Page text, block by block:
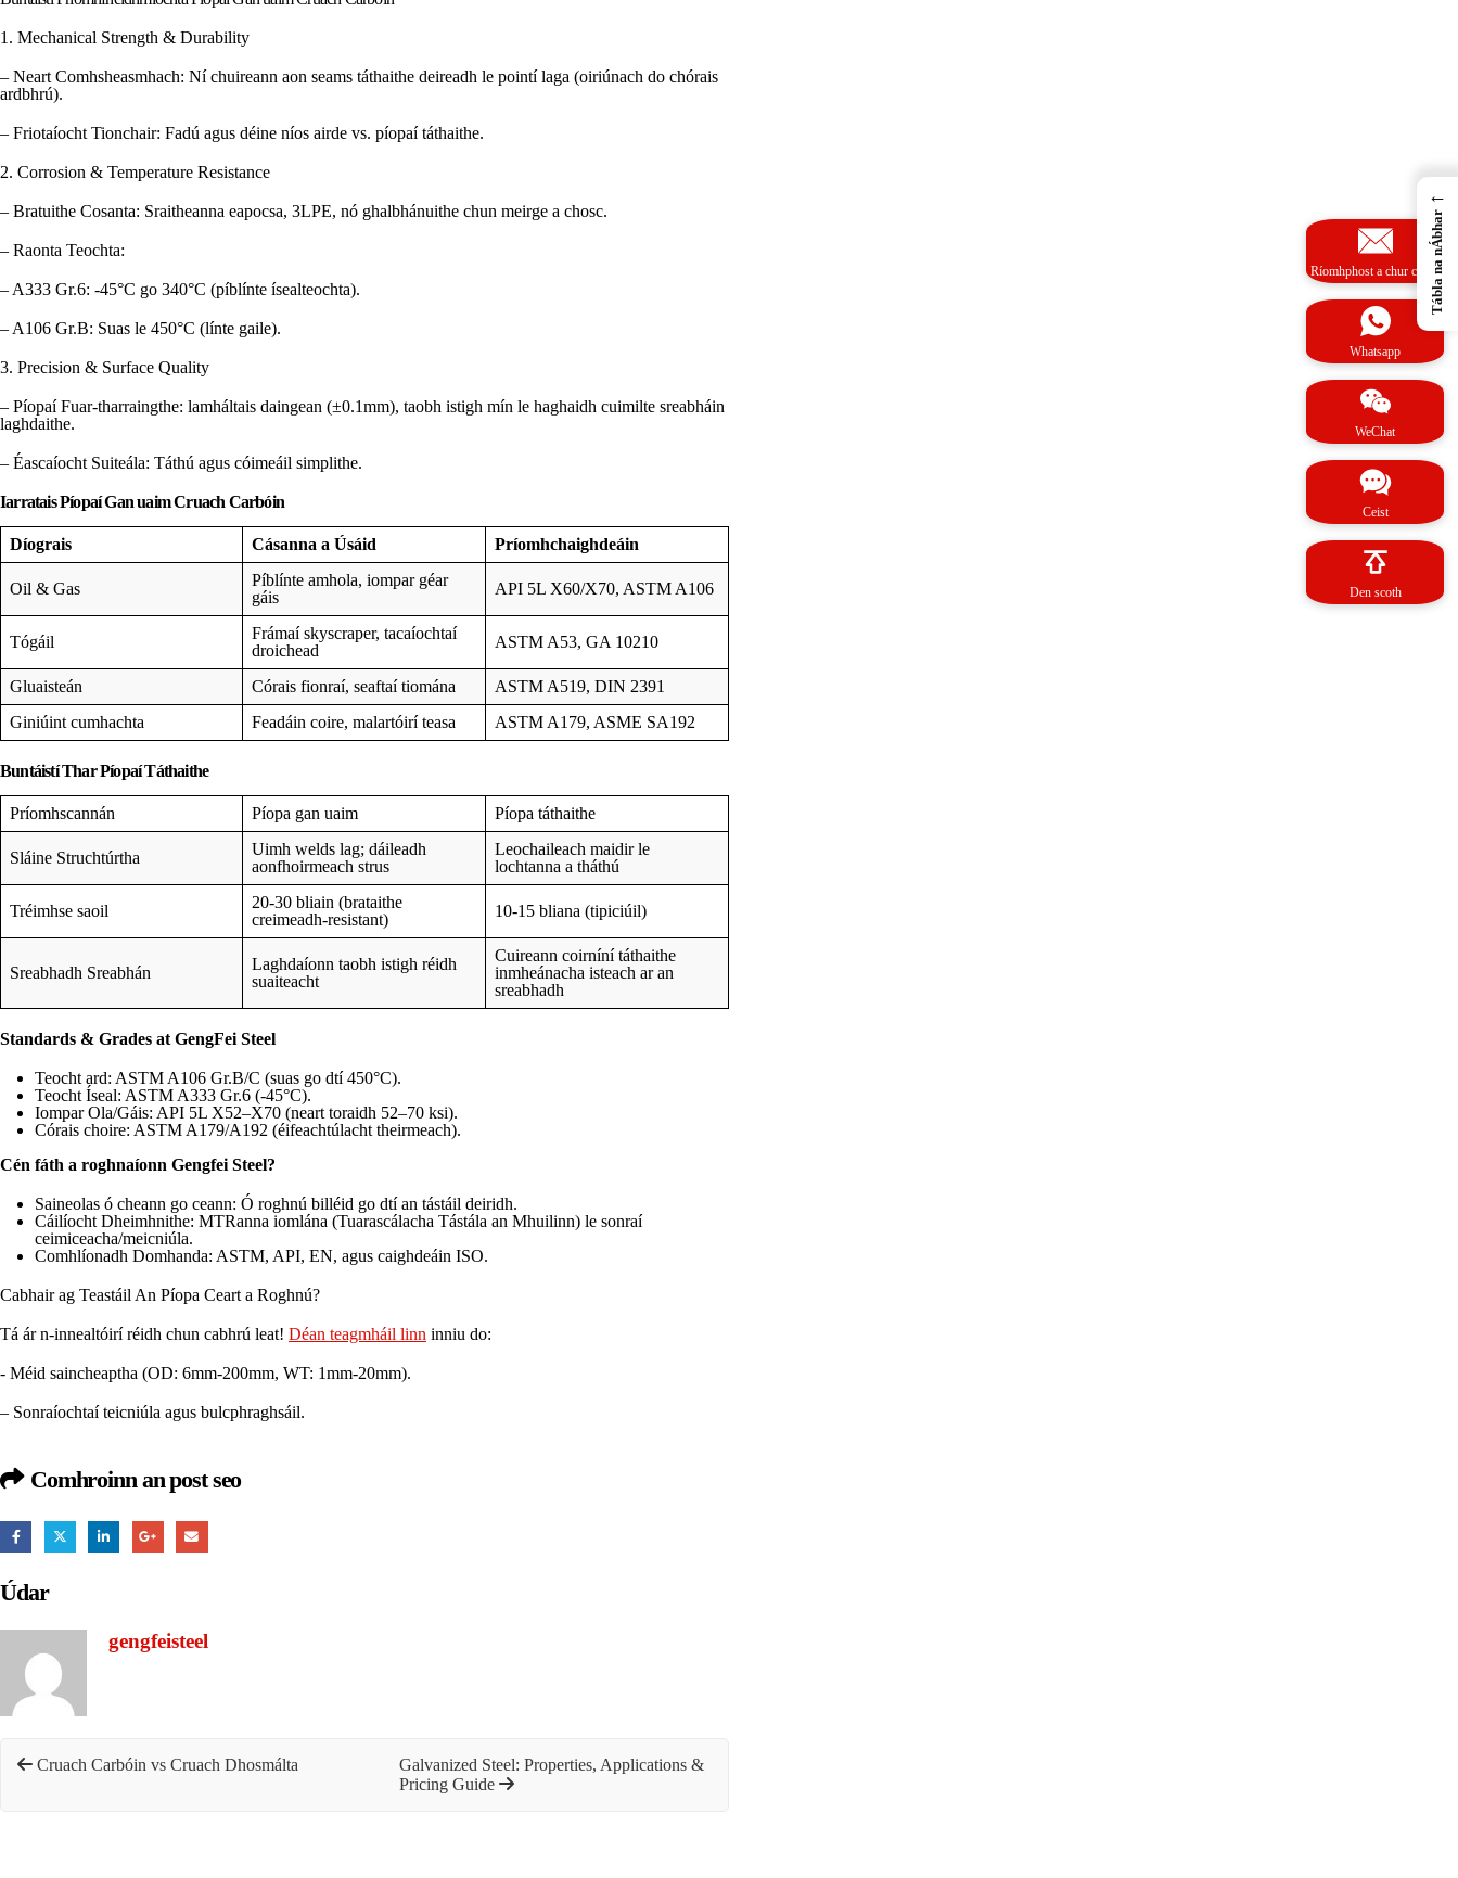
1. Mechanical Strength & Durability
– Neart Comhsheasmhach: Ní chuireann aon seams táthaithe deireadh le pointí laga (oiriúnach do chórais
ardbhrú).
– Friotaíocht Tionchair: Fadú agus déine níos airde vs. píopaí táthaithe.
2. Corrosion & Temperature Resistance
– Bratuithe Cosanta: Sraitheanna eapocsa, 3LPE, nó ghalbhánuithe chun meirge a chosc.
– Raonta Teochta:
– A333 Gr.6: -45°C go 340°C (píblínte ísealteochta).
– A106 Gr.B: Suas le 450°C (línte gaile).
3. Precision & Surface Quality
– Píopaí Fuar-tharraingthe: lamháltais daingean (±0.1mm), taobh istigh mín le haghaidh cuimilte sreabháin
laghdaithe.
– Éascaíocht Suiteála: Táthú agus cóimeáil simplithe.
Iarratais Píopaí Gan uaim Cruach Carbóin
Díograis Cásanna a Úsáid Príomhchaighdeáin
Oil & Gas
Píblínte amhola, iompar géar
gáis
API 5L X60/X70, ASTM A106
Tógáil
Frámaí skyscraper, tacaíochtaí
droichead
ASTM A53, GA 10210
Gluaisteán Córais fionraí, seaftaí tiomána
ASTM A519, DIN 2391
Giniúint cumhachta
Feadáin coire, malartóirí teasa ASTM A179, ASME SA192
Buntáistí Thar Píopaí Táthaithe
Príomhscannán Píopa gan uaim Píopa táthaithe
Sláine Struchtúrtha
Uimh welds lag; dáileadh
aonfhoirmeach strus
Leochaileach maidir le
lochtanna a tháthú
Tréimhse saoil
20-30 bliain (brataithe
creimeadh-resistant)
10-15 bliana (tipiciúil)
Sreabhadh Sreabhán
Laghdaíonn taobh istigh réidh
suaiteacht
Cuireann coirníní táthaithe
inmheánacha isteach ar an
sreabhadh
Standards & Grades at GengFei Steel
Teocht ard: ASTM A106 Gr.B/C (suas go dtí 450°C).
Teocht Íseal: ASTM A333 Gr.6 (-45°C).
Iompar Ola/Gáis: API 5L X52–X70 (neart toraidh 52–70 ksi).
Córais choire: ASTM A179/A192 (éifeachtúlacht theirmeach).
Cén fáth a roghnaíonn Gengfei Steel?
Saineolas ó cheann go ceann: Ó roghnú billéid go dtí an tástáil deiridh.
Cáilíocht Dheimhnithe: MTRanna iomlána (Tuarascálacha Tástála an Mhuilinn) le sonraí
ceimiceacha/meicniúla.
Comhlíonadh Domhanda: ASTM, API, EN, agus caighdeáin ISO.
Cabhair ag Teastáil An Píopa Ceart a Roghnú?
Tá ár n-innealtóirí réidh chun cabhrú leat! Déan teagmháil linn inniu do:
- Méid saincheaptha (OD: 6mm-200mm, WT: 1mm-20mm).
– Sonraíochtaí teicniúla agus bulcphraghsáil.
Comhroinn an post seo
Údar
gengfeisteel
Cruach Carbóin vs Cruach Dhosmálta
Galvanized Steel: Properties, Applications &
Pricing Guide
Ríomhphost a chur chuig
Whatsapp
WeChat
Ceist
Den scoth
←
Tábla na nÁbhar